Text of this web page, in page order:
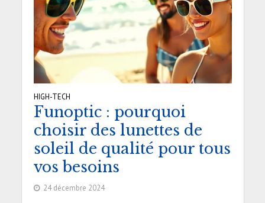
HIGH-TECH
Funoptic : pourquoi
choisir des lunettes de
soleil de qualité pour tous
vos besoins
24 décembre 2024